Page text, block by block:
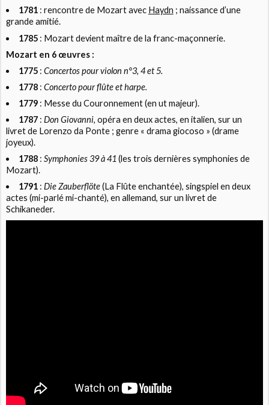
1781 : rencontre de Mozart avec Haydn ; naissance d’une
grande amitié.
1785 : Mozart devient maître de la franc-maçonnerie.
Mozart en 6 œuvres :
1775 : Concertos pour violon n°3, 4 et 5.
1778 : Concerto pour flûte et harpe.
1779 : Messe du Couronnement (en ut majeur).
1787 : Don Giovanni, opéra en deux actes, en italien, sur un
livret de Lorenzo da Ponte ; genre « drama giocoso » (drame
joyeux).
1788 : Symphonies 39 à 41 (les trois dernières symphonies de
Mozart).
1791 : Die Zauberflöte(La Flûte enchantée), singspiel en deux
actes (mi-parlé mi-chanté), en allemand, sur un livret de
Schikaneder.